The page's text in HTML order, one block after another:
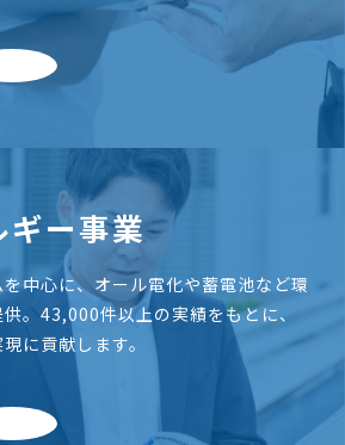
ギー事業
中心に、オール電化や蓄電池など環
。43,000件以上の実績をもとに、
に貢献します。